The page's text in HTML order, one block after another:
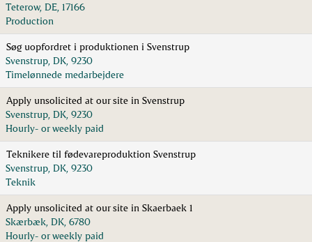
Teterow, DE, 17166
Production
Søg uopfordret i produktionen i Svenstrup
Svenstrup, DK, 9230
Timelønnede medarbejdere
Apply unsolicited at our site in Svenstrup
Svenstrup, DK, 9230
Hourly- or weekly paid
Teknikere til fødevareproduktion Svenstrup
Svenstrup, DK, 9230
Teknik
Apply unsolicited at our site in Skaerbaek 1
Skærbæk, DK, 6780
Hourly- or weekly paid